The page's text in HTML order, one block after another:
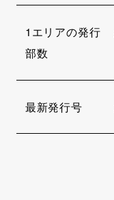
1エリアの発行
部数
最新発行号